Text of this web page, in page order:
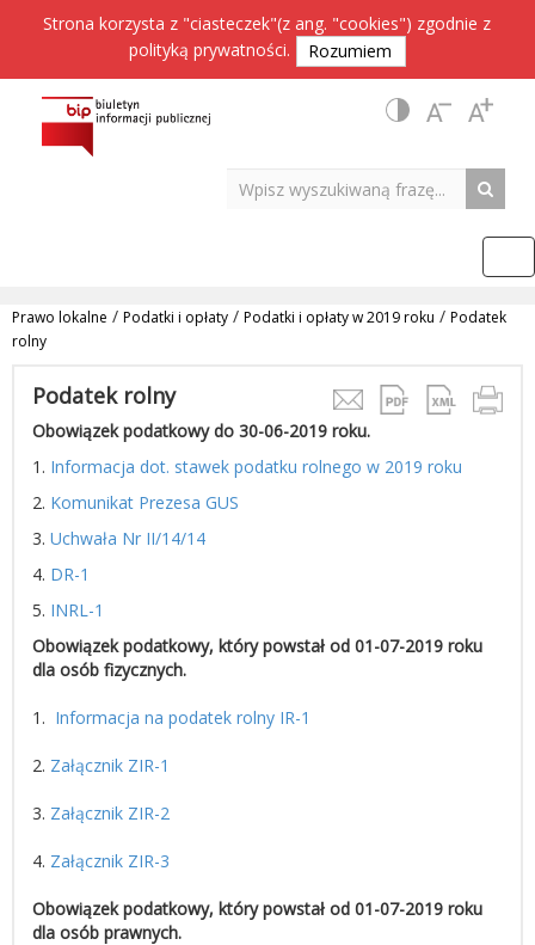
Strona korzysta z "ciasteczek"(z ang. "cookies") zgodnie z
polityką prywatności. Rozumiem
Prawo lokalne / Podatki i opłaty / Podatki i opłaty w 2019 roku / Podatek
rolny
Podatek rolny
Obowiązek podatkowy do 30-06-2019 roku.
1. Informacja dot. stawek podatku rolnego w 2019 roku
2. Komunikat Prezesa GUS
3. Uchwała Nr II/14/14
4. DR-1
5. INRL-1
Obowiązek podatkowy, który powstał od 01-07-2019 roku
dla osób fizycznych.
1. Informacja na podatek rolny IR-1
2. Załącznik ZIR-1
3. Załącznik ZIR-2
4. Załącznik ZIR-3
Obowiązek podatkowy, który powstał od 01-07-2019 roku
dla osób prawnych.